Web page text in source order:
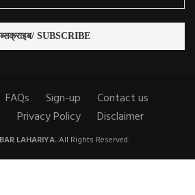
FAQs Sign-up
Contact us
Privacy Policy Disclaimer
LAHARIYA.All Rights Reserved.